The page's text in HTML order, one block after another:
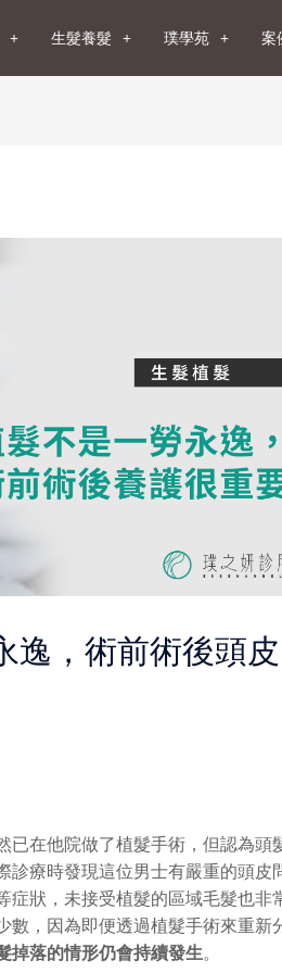
生髮養髮 璞學苑 案
逸，術前術後頭皮
已在他院做了植髮手術，但認為頭
診療時發現這位男士有嚴重的頭皮
症狀，未接受植髮的區域毛髮也非
數，因為即便透過植髮手術來重新
掉落的情形仍會持續發生。